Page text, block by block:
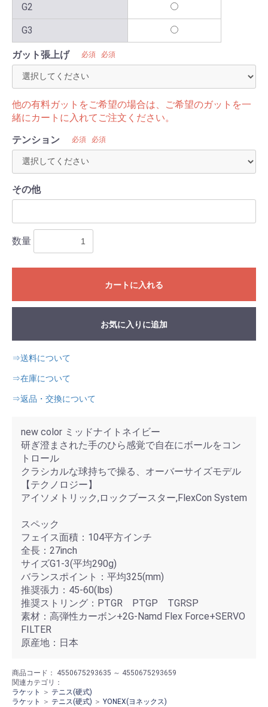
G2
G3
ガット張上げ 必須 必須
他の有料ガットをご希望の場合は、ご希望のガットを一
緒にカートに入れてご注文ください。
テンション
必須 必須
その他
数量
カートに入れる
お気に入りに追加
⇒送料について
⇒在庫について
⇒返品・交換について
new color ミッドナイトネイビー
研ぎ澄まされた手のひら感覚で自在にボールをコン
トロール
クラシカルな球持ちで操る、オーバーサイズモデル
【テクノロジー】
アイソメトリック,ロックブースター,FlexCon System
スペック
フェイス面積：104平方インチ
全長：27inch
サイズG1-3(平均290g)
バランスポイント：平均325(mm)
推奨張力：45-60(lbs)
推奨ストリング：PTGR PTGP TGRSP
素材：高弾性カーボン+2G-Namd Flex Force+SERVO
FILTER
原産地：日本
商品コード： 4550675293635 ～ 4550675293659
関連カテゴリ：
ラケット
＞ テニス(硬式)
ラケット
＞ テニス(硬式) ＞ YONEX(ヨネックス)